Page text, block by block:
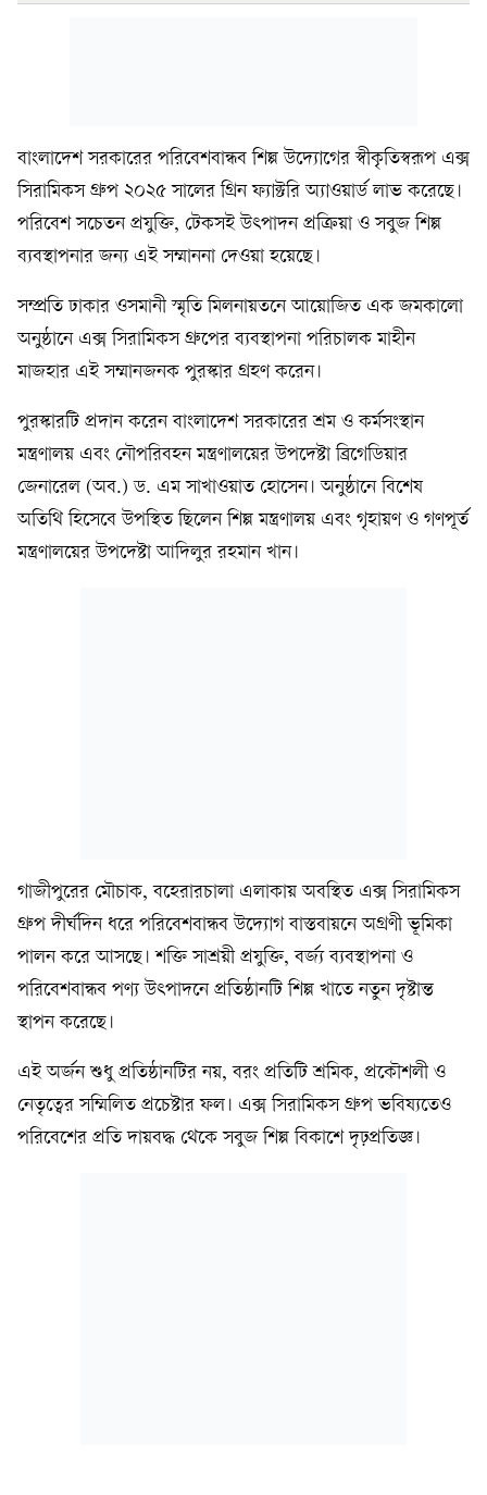
বাংলাদেশ সরকারের পরিবেশবান্ধব শিল্প উদ্যোগের স্বীকৃতিস্বরূপ এক্স
সিরামিকস গ্রুপ ২০২৫ সালের গ্রিন ফ্যাক্টরি অ্যাওয়ার্ড লাভ করেছে।
পরিবেশ সচেতন প্রযুক্তি, টেকসই উৎপাদন প্রক্রিয়া ও সবুজ শিল্প
ব্যবস্থাপনার জন্য এই সম্মাননা দেওয়া হয়েছে।
সম্প্রতি ঢাকার ওসমানী স্মৃতি মিলনায়তনে আয়োজিত এক জমকালো
অনুষ্ঠানে এক্স সিরামিকস গ্রুপের ব্যবস্থাপনা পরিচালক মাহীন
মাজহার এই সম্মানজনক পুরস্কার গ্রহণ করেন।
পুরস্কারটি প্রদান করেন বাংলাদেশ সরকারের শ্রম ও কর্মসংস্থান
মন্ত্রণালয় এবং নৌপরিবহন মন্ত্রণালয়ের উপদেষ্টা ব্রিগেডিয়ার
জেনারেল (অব.) ড. এম সাখাওয়াত হোসেন। অনুষ্ঠানে বিশেষ
অতিথি হিসেবে উপস্থিত ছিলেন শিল্প মন্ত্রণালয় এবং গৃহায়ণ ও গণপূর্ত
মন্ত্রণালয়ের উপদেষ্টা আদিলুর রহমান খান।
গাজীপুরের মৌচাক, বহেরারচালা এলাকায় অবস্থিত এক্স সিরামিকস
গ্রুপ দীর্ঘদিন ধরে পরিবেশবান্ধব উদ্যোগ বাস্তবায়নে অগ্রণী ভূমিকা
পালন করে আসছে। শক্তি সাশ্রয়ী প্রযুক্তি, বর্জ্য ব্যবস্থাপনা ও
পরিবেশবান্ধব পণ্য উৎপাদনে প্রতিষ্ঠানটি শিল্প খাতে নতুন দৃষ্টান্ত
স্থাপন করেছে।
এই অর্জন শুধু প্রতিষ্ঠানটির নয়, বরং প্রতিটি শ্রমিক, প্রকৌশলী ও
নেতৃত্বের সম্মিলিত প্রচেষ্টার ফল। এক্স সিরামিকস গ্রুপ ভবিষ্যতেও
পরিবেশের প্রতি দায়বদ্ধ থেকে সবুজ শিল্প বিকাশে দৃঢ়প্রতিজ্ঞ।